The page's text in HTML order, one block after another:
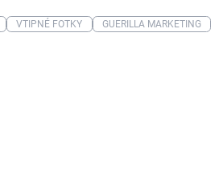
VTIPNÉ FOTKY GUERILLA MARKETING